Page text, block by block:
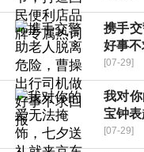
携手
好事
[07-29]
我对
宝钟表
[07-29]